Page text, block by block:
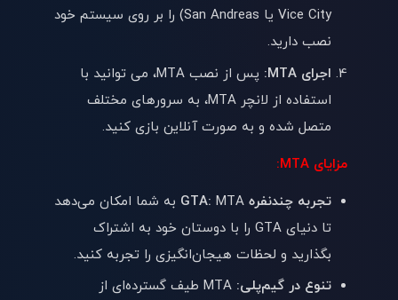
Vice City یا San Andreas) را بر روی سیستم خود
نصب دارید.
اجرای MTA:
پس از نصب MTA، می توانید با
استفاده از لانچر MTA، به سرورهای مختلف
متصل شده و به صورت آنلاین بازی کنید.
مزایای MTA:
تجربه چندنفره GTA:
MTA به شما امکان می‌دهد
تا دنیای GTA را با دوستان خود به اشتراک
بگذارید و لحظات هیجان‌انگیزی را تجربه کنید.
تنوع در گیم‌پلی:
MTA طیف گسترده‌ای از